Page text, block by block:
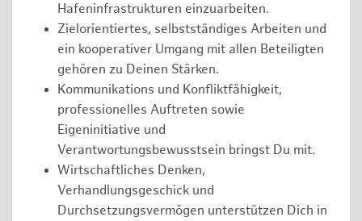
Hafeninfrastrukturen einzuarbeiten.
Zielorientiertes, selbstständiges Arbeiten und
ein kooperativer Umgang mit allen Beteiligten
gehören zu Deinen Stärken.
Kommunikations und Konfliktfähigkeit,
professionelles Auftreten sowie
Eigeninitiative und
Verantwortungsbewusstsein bringst Du mit.
Wirtschaftliches Denken,
Verhandlungsgeschick und
Durchsetzungsvermögen unterstützen Dich in